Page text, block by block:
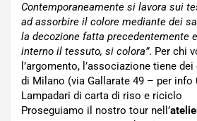
Contemporaneamente si lavora sui
ad assorbire il colore mediante dei
la decozione fatta precedentemente
interno il tessuto, si colora”. Per chi
l’argomento, l’associazione tiene
di Milano (via Gallarate 49 – per info
Lampadari di carta di riso e riciclo
Proseguiamo il nostro tour nell’